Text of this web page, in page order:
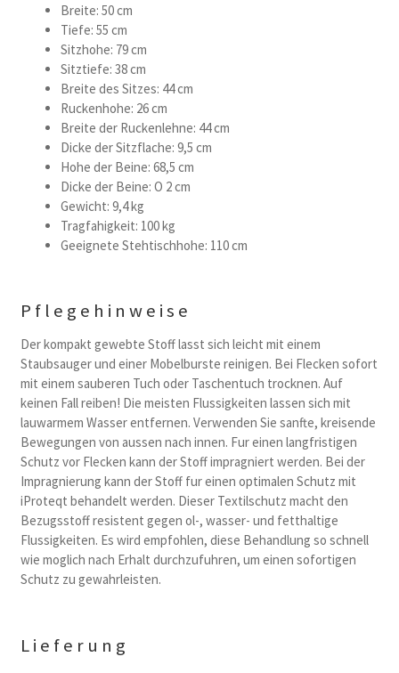
Breite: 50 cm
Tiefe: 55 cm
Sitzhohe: 79 cm
Sitztiefe: 38 cm
Breite des Sitzes: 44 cm
Ruckenhohe: 26 cm
Breite der Ruckenlehne: 44 cm
Dicke der Sitzflache: 9,5 cm
Hohe der Beine: 68,5 cm
Dicke der Beine: O 2 cm
Gewicht: 9,4 kg
Tragfahigkeit: 100 kg
Geeignete Stehtischhohe: 110 cm
Pflegehinweise
Der kompakt gewebte Stoff lasst sich leicht mit einem
Staubsauger und einer Mobelburste reinigen. Bei Flecken sofort
mit einem sauberen Tuch oder Taschentuch trocknen. Auf
keinen Fall reiben! Die meisten Flussigkeiten lassen sich mit
lauwarmem Wasser entfernen. Verwenden Sie sanfte, kreisende
Bewegungen von aussen nach innen. Fur einen langfristigen
Schutz vor Flecken kann der Stoff impragniert werden. Bei der
Impragnierung kann der Stoff fur einen optimalen Schutz mit
iProteqt behandelt werden. Dieser Textilschutz macht den
Bezugsstoff resistent gegen ol-, wasser- und fetthaltige
Flussigkeiten. Es wird empfohlen, diese Behandlung so schnell
wie moglich nach Erhalt durchzufuhren, um einen sofortigen
Schutz zu gewahrleisten.
Lieferung